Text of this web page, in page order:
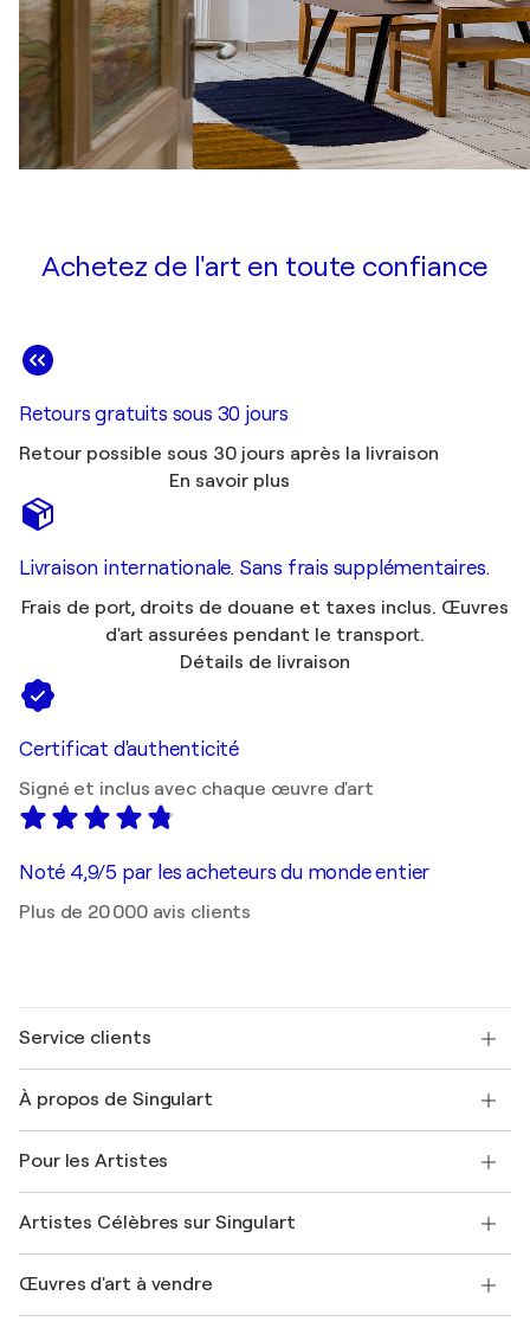
Achetez de l'art en toute confiance
Retours gratuits sous 30 jours
Retour possible sous 30 jours après la livraison
En savoir plus
Livraison internationale. Sans frais supplémentaires.
Frais de port, droits de douane et taxes inclus. Œuvres
d'art assurées pendant le transport.
Détails de livraison
Certificat d'authenticité
Signé et inclus avec chaque œuvre d'art
Noté 4,9/5 par les acheteurs du monde entier
Plus de 20 000 avis clients
Service clients
Expédition
Offrir une carte cadeau
Rejoignez notre programme commercial
Mon compte
+33 1 76 44 06 42
À propos de Singulart
FAQ
Magazine Singulart
Emplois
Découvrez une sélection d'art original
Pour les Artistes
Se connecter en tant qu'Artiste
Artistes Célèbres sur Singulart
Marc Chagall
Œuvres d'art à vendre